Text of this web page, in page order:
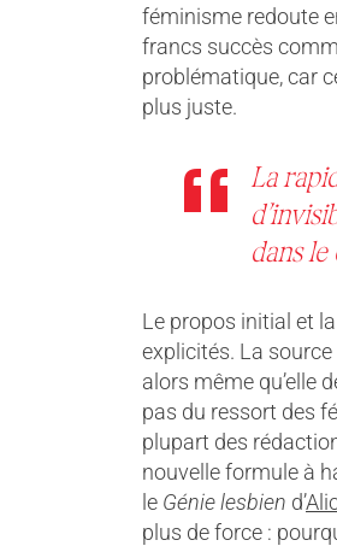
féminisme redoute
francs succès
problématique, car
plus juste.
La
dans
Le propos initial et
explicités. La
alors même qu’elle
pas du ressort des
plupart des
nouvelle formule à
le Génie lesbien d’
plus de force :